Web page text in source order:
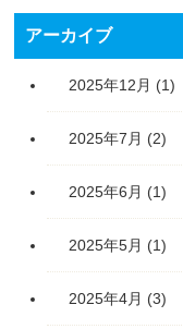
アーカイブ
2025年12月 (1)
2025年7月 (2)
2025年6月 (1)
2025年5月 (1)
2025年4月 (3)